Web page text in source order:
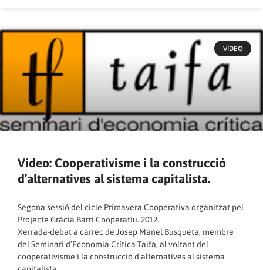
VÍDEO
Vídeo: Cooperativisme i la construcció
d’alternatives al sistema capitalista.
Segona sessió del cicle Primavera Cooperativa organitzat pel
Projecte Gràcia Barri Cooperatiu. 2012.
Xerrada-debat a càrrec de Josep Manel Busqueta, membre
del Seminari d’Economia Crítica Taifa, al voltant del
cooperativisme i la construcció d’alternatives al sistema